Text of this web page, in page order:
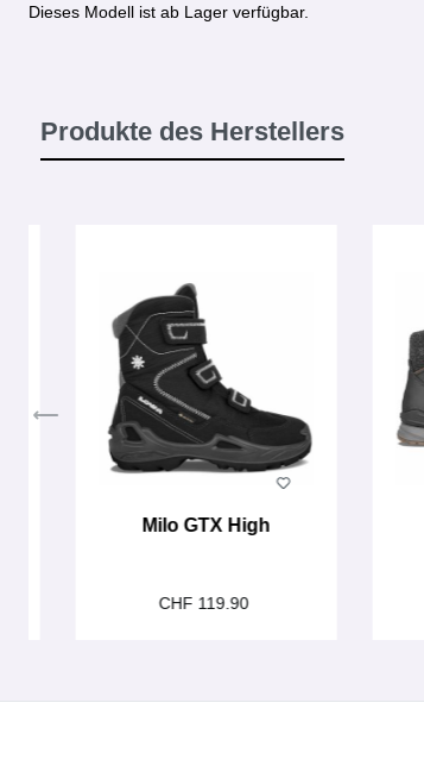
Dieses Modell ist ab Lager verfügbar.
Produkte des Herstellers
Milo GTX High
CHF 119.90